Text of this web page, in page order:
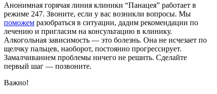
Анонимная горячая линия клиники “Панацея” работает в
режиме 247. Звоните, если у вас возникли вопросы. Мы
поможем разобраться в ситуации, дадим рекомендации по
лечению и пригласим на консультацию в клинику.
Алкогольная зависимость — это болезнь. Она не исчезает по
щелчку пальцев, наоборот, постоянно прогрессирует.
Замалчиванием проблемы ничего не решить. Сделайте
первый шаг — позвоните.
Важно!